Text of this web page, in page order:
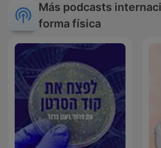
Más podcasts
forma física